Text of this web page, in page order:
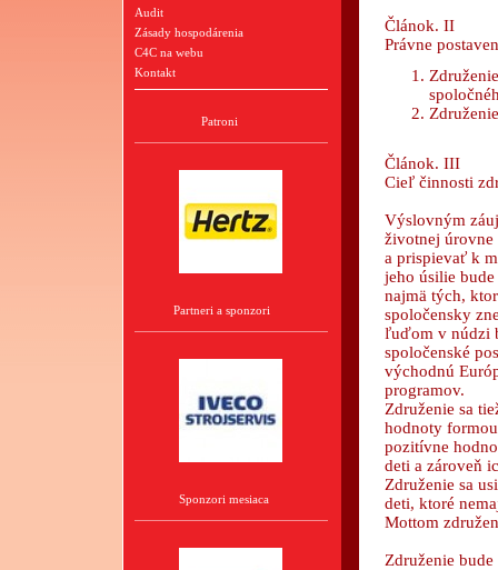
Audit
Zásady hospodárenia
C4C na webu
Kontakt
Patroni
Partneri a sponzori
Sponzori mesiaca
Článok. II
Právne
Článok. III
Cieľ činnosti
Výslovným
životnej
a prispievať k
jeho úsilie
najmä tých,
spoločensky
ľuďom v núdzi
spoločenské
východnú
programov.
Združenie sa
hodnoty
pozitívne
deti a zároveň
Združenie sa
deti, ktoré
Mottom
Združenie